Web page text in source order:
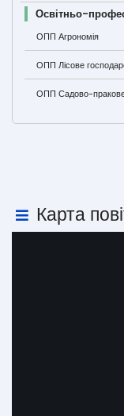
Освітньо-
ОПП Агрономія
ОПП Лісове
ОПП Садово-
Карта